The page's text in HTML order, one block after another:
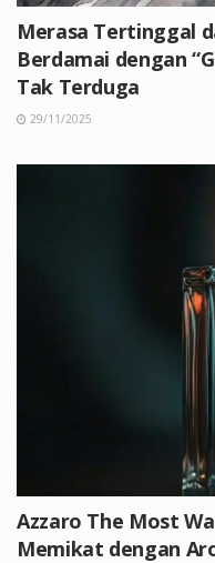
Merasa Tertinggal
Berdamai dengan
Tak Terduga
29/11/2025
Azzaro The Most
Memikat dengan